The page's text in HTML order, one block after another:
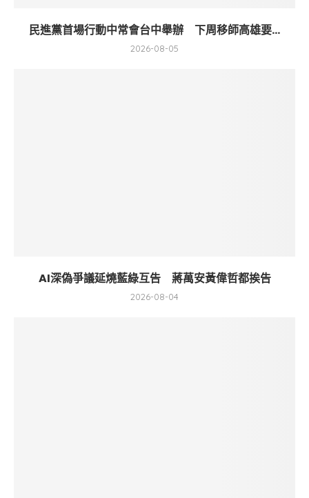
民進黨首場行動中常會台中舉辦 下周移師高雄要...
2026-08-05
AI深偽爭議延燒藍綠互告 蔣萬安黃偉哲都挨告
2026-08-04